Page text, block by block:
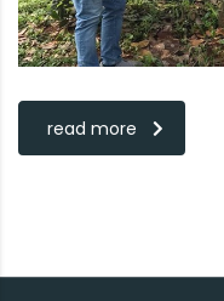
read more